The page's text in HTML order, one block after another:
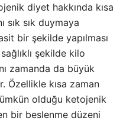
diyet hakkında kısa
sık sık duymaya
bir şekilde yapılması
şekilde kilo
zamanda da büyük
Özellikle kısa zaman
olduğu ketojenik
bir beslenme düzeni